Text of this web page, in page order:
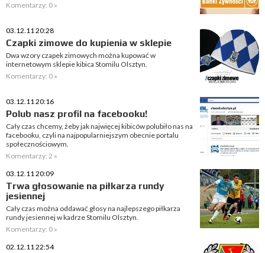
Komentarzy: 0 »
03.12.11 20:28
Czapki zimowe do kupienia w sklepie
Dwa wzory czapek zimowych można kupować w
internetowym sklepie kibica Stomilu Olsztyn.
Komentarzy: 0 »
03.12.11 20:16
Polub nasz profil na facebooku!
Cały czas chcemy, żeby jak najwięcej kibiców polubiło nas na
facebooku, czyli na najpopularniejszym obecnie portalu
społecznościowym.
Komentarzy: 2 »
03.12.11 20:09
Trwa głosowanie na piłkarza rundy
jesiennej
Cały czas można oddawać głosy na najlepszego piłkarza
rundy jesiennej w kadrze Stomilu Olsztyn.
Komentarzy: 0 »
02.12.11 22:54